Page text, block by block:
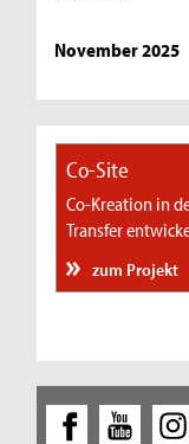
November 2025
Co-Site
Co-Kreation in
Transfer
zum Projekt